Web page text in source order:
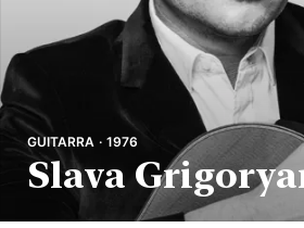
GUITARRA · 1976
Slava